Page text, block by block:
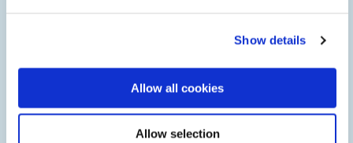
Show details
Allow all cookies
Allow selection
Los adhesivos curables con luz se utilizan para proteger o
ensamblar sistemas avanzados de asistencia al conductor,
módulos de cámara, centros de información y
entretenimiento y baterías de vehículos eléctricos.